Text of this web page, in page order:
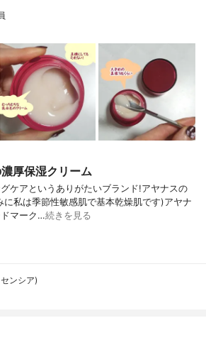
厚保湿クリーム
ケアというありがたいブランド!アヤナスの
に私は季節性敏感肌で基本乾燥肌です)アヤナ
マーク…続きを見る
ンシア)